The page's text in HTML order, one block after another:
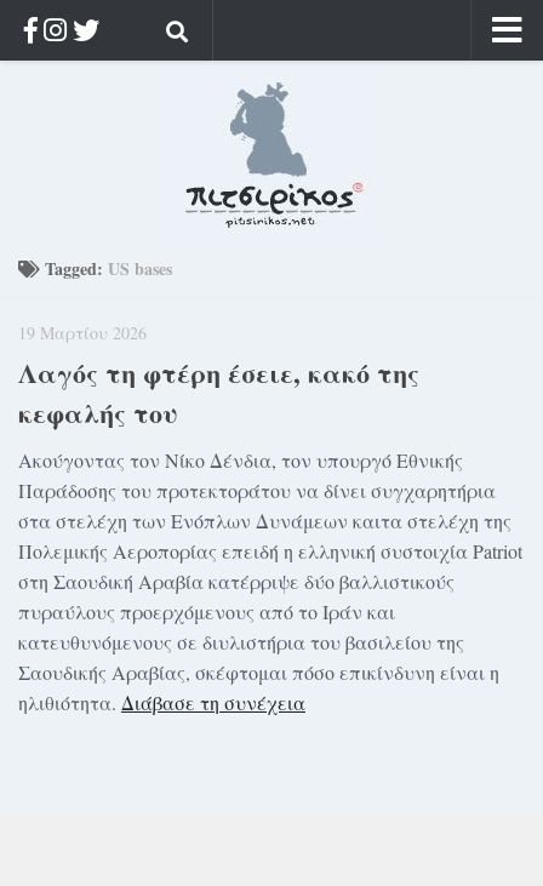
Ρίζα & Διάρκεια
Διαφήμιση
Γίνετε συνδρομητής
Μόνο για συνδρομητές
Log in
Tagged: US bases
19 Μαρτίου 2026
Λαγός τη φτέρη έσειε, κακό της
κεφαλής του
Ακούγοντας τον Νίκο Δένδια, τον υπουργό Εθνικής
Παράδοσης του προτεκτοράτου να δίνει συγχαρητήρια
στα στελέχη των Ενόπλων Δυνάμεων καιτα στελέχη της
Πολεμικής Αεροπορίας επειδή η ελληνική συστοιχία Patriot
στη Σαουδική Αραβία κατέρριψε δύο βαλλιστικούς
πυραύλους προερχόμενους από το Ιράν και
κατευθυνόμενους σε διυλιστήρια του βασιλείου της
Σαουδικής Αραβίας, σκέφτομαι πόσο επικίνδυνη είναι η
ηλιθιότητα. Διάβασε τη συνέχεια